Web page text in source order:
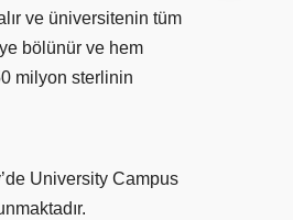
ve üniversitenin tüm
bölünür ve hem
milyon sterlinin
University Campus